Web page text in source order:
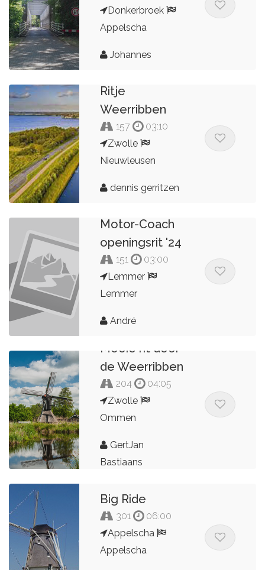
Donkerbroek
Appelscha
Johannes
Ritje
Weerribben
157
03:10
Zwolle
Nieuwleusen
dennis gerritzen
Motor-Coach
openingsrit '24
151
03:00
Lemmer
Lemmer
André
Mooie rit door
de Weerribben
204
04:05
Zwolle
Ommen
GertJan
Bastiaans
Big Ride
301
06:00
Appelscha
Appelscha